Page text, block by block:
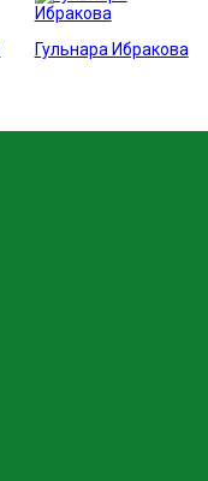
Гульнара Ибракова